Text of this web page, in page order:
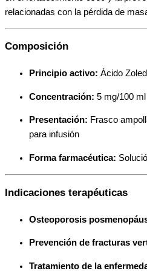
relacionadas con la pérdida de
Composición
Principio activo: Ácido
Concentración: 5 mg/100 ml
Presentación: Frasco
para infusión
Forma farmacéutica:
Indicaciones terapéuticas
Osteoporosis
Prevención de fracturas
Tratamiento de la